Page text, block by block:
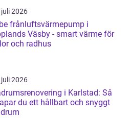
2026
frånluftsvärmepump i
Väsby - smart värme för
och radhus
juli 2026
i Karlstad: Så
du ett hållbart och snyggt